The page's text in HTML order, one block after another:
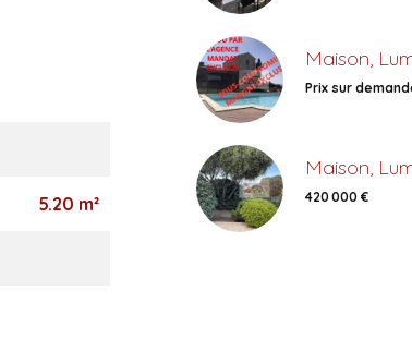
5.20 m²
Maison,
Prix sur
Maison,
420 000 €